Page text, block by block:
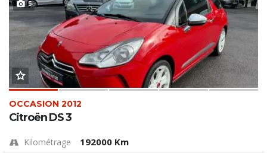
5
OCCASION 2012
Citroën DS 3
Kilométrage 192000 Km